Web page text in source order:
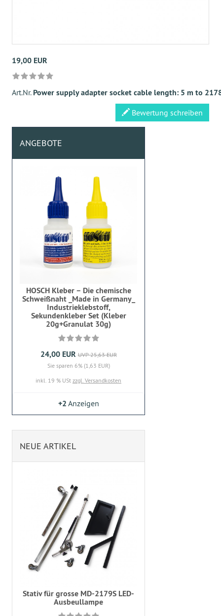
19,00 EUR
Art.Nr. Power supply adapter socket cable length: 5 m to
Bewertung schreiben
ANGEBOTE
HOSCH Kleber – Die chemische
Schweißnaht _Made in Germany_
Industrieklebstoff,
Sekundenkleber Set (Kleber
20g+Granulat 30g)
24,00 EUR UVP 25,63 EUR
Sie sparen 6% (1,63 EUR)
inkl. 19 % USt zzgl. Versandkosten
+2 Anzeigen
NEUE ARTIKEL
Stativ für grosse MD-2179S LED-
Ausbeullampe